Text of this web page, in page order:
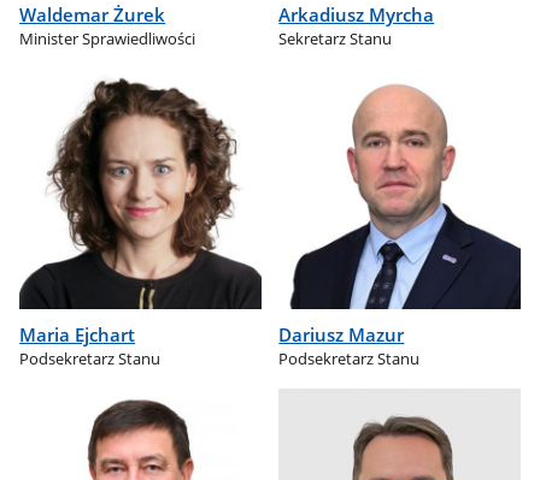
Waldemar Żurek
Minister Sprawiedliwości
Arkadiusz Myrcha
Sekretarz Stanu
Maria Ejchart
Podsekretarz Stanu
Dariusz Mazur
Podsekretarz Stanu